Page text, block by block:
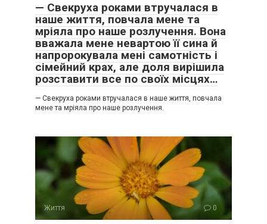
— Свекруха роками втручалася в
наше життя, повчала мене та
мріяла про наше розлучення. Вона
вважала мене невартою її сина й
напророкувала мені самотність і
сімейний крах, але доля вирішила
розставити все по своїх місцях…
— Свекруха роками втручалася в наше життя, повчала
мене та мріяла про наше розлучення.
Життя 0